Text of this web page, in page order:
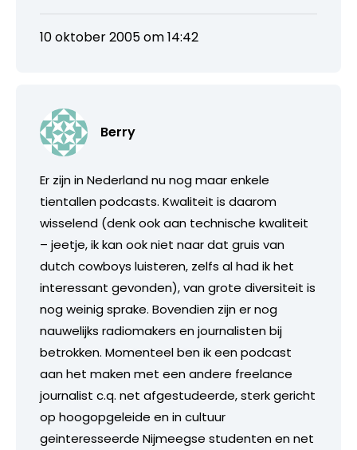
10 oktober 2005 om 14:42
Berry
Er zijn in Nederland nu nog maar enkele
tientallen podcasts. Kwaliteit is daarom
wisselend (denk ook aan technische kwaliteit
– jeetje, ik kan ook niet naar dat gruis van
dutch cowboys luisteren, zelfs al had ik het
interessant gevonden), van grote diversiteit is
nog weinig sprake. Bovendien zijn er nog
nauwelijks radiomakers en journalisten bij
betrokken. Momenteel ben ik een podcast
aan het maken met een andere freelance
journalist c.q. net afgestudeerde, sterk gericht
op hoogopgeleide en in cultuur
geinteresseerde Nijmeegse studenten en net